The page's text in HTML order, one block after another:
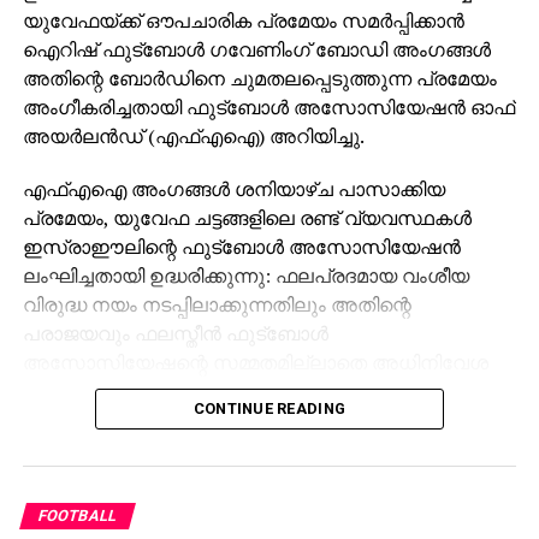
യുവേഫയ്ക്ക് ഔപചാരിക പ്രമേയം സമര്‍പ്പിക്കാന്‍
ഐറിഷ് ഫുട്‌ബോള്‍ ഗവേണിംഗ് ബോഡി അംഗങ്ങള്‍
അതിന്റെ ബോര്‍ഡിനെ ചുമതലപ്പെടുത്തുന്ന പ്രമേയം
അംഗീകരിച്ചതായി ഫുട്‌ബോള്‍ അസോസിയേഷന്‍ ഓഫ്
അയര്‍ലന്‍ഡ് (എഫ്എഐ) അറിയിച്ചു.
എഫ്എഐ അംഗങ്ങള്‍ ശനിയാഴ്ച പാസാക്കിയ
പ്രമേയം, യുവേഫ ചട്ടങ്ങളിലെ രണ്ട് വ്യവസ്ഥകള്‍
ഇസ്രാഈലിന്റെ ഫുട്‌ബോള്‍ അസോസിയേഷന്‍
ലംഘിച്ചതായി ഉദ്ധരിക്കുന്നു: ഫലപ്രദമായ വംശീയ
വിരുദ്ധ നയം നടപ്പിലാക്കുന്നതിലും അതിന്റെ
പരാജയവും ഫലസ്തീന്‍ ഫുട്‌ബോള്‍
ഫലസ്തീന്‍ പ്രദേശത്ത് ഇസ്രാഈലി ക്ലബ്ബുകള്‍
കളിക്കുന്നതും.
പ്രമേയത്തെ 74 വോട്ടുകള്‍ പിന്തുണച്ചു. ഏഴ് പേര്‍
എതിര്‍ക്കുകയും രണ്ട് പേര്‍ വിട്ടുനില്‍ക്കുകയും ചെയ്തു,
എഫ്എഐ പ്രസ്താവനയില്‍ പറഞ്ഞു.
CONTINUE READING
FOOTBALL